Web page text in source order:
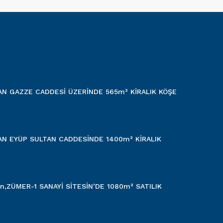
GAZZE CADDESİ ÜZERİNDE 565m² KİRALIK KÖŞE
EYÜP SULTAN CADDESİNDE 1400m² KİRALIK
1 SANAYİ SİTESİN’DE 1080m² SATILIK